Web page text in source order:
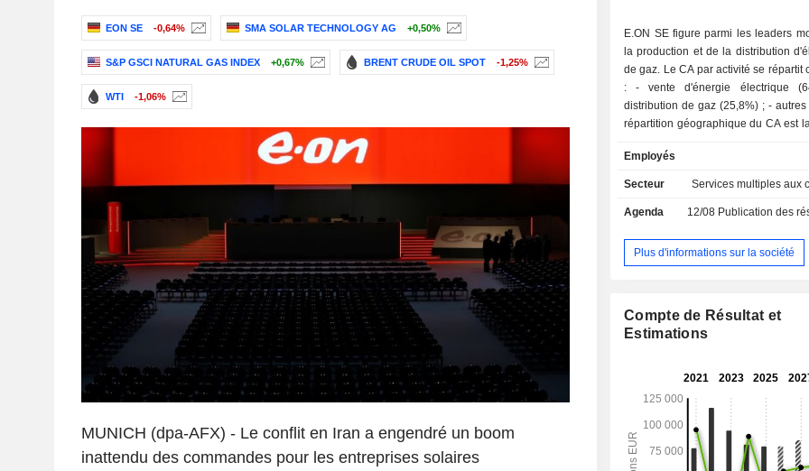
EON SE -0,64% SMA SOLAR TECHNOLOGY AG +0,50%
S&P GSCI NATURAL GAS INDEX +0,67% BRENT CRUDE OIL SPOT -1,25%
WTI -1,06%
MUNICH (dpa-AFX) - Le conflit en Iran a engendré un boom
inattendu des commandes pour les entreprises solaires
E.ON SE figure parmi les leaders
la production et de la distribution
de gaz. Le CA par activité se répartit
: - vente d'énergie électrique (64,8%) ; -
distribution de gaz (25,8%) ; - autres (9,4%). La
répartition géographique du CA est
Suède (3,1%), Pays-Bas
(18,3%) et autres (0,1%).
Employés
Secteur Services multiples aux
Agenda 12/08 Publication des résultats
Plus d'informations sur la société
Compte de Résultat et
Estimations